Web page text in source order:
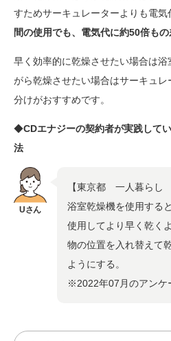
すためサーキュレーターよりも電気
間の使用でも、電気代に約50倍もの
早く効率的に乾燥させたい場合は
がら乾燥させたい場合はサーキュ
分けがおすすめです。
◆CDエナジーの契約者が実践して
法
【東京都 一人暮らし
浴室乾燥機を使用する
使用してより早く乾く
物の位置を入れ替えて
ようにする。
※2022年07月のアンケ